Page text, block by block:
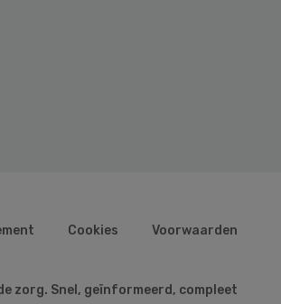
Cookies Voorwaarden
zorg. Snel, geïnformeerd, compleet